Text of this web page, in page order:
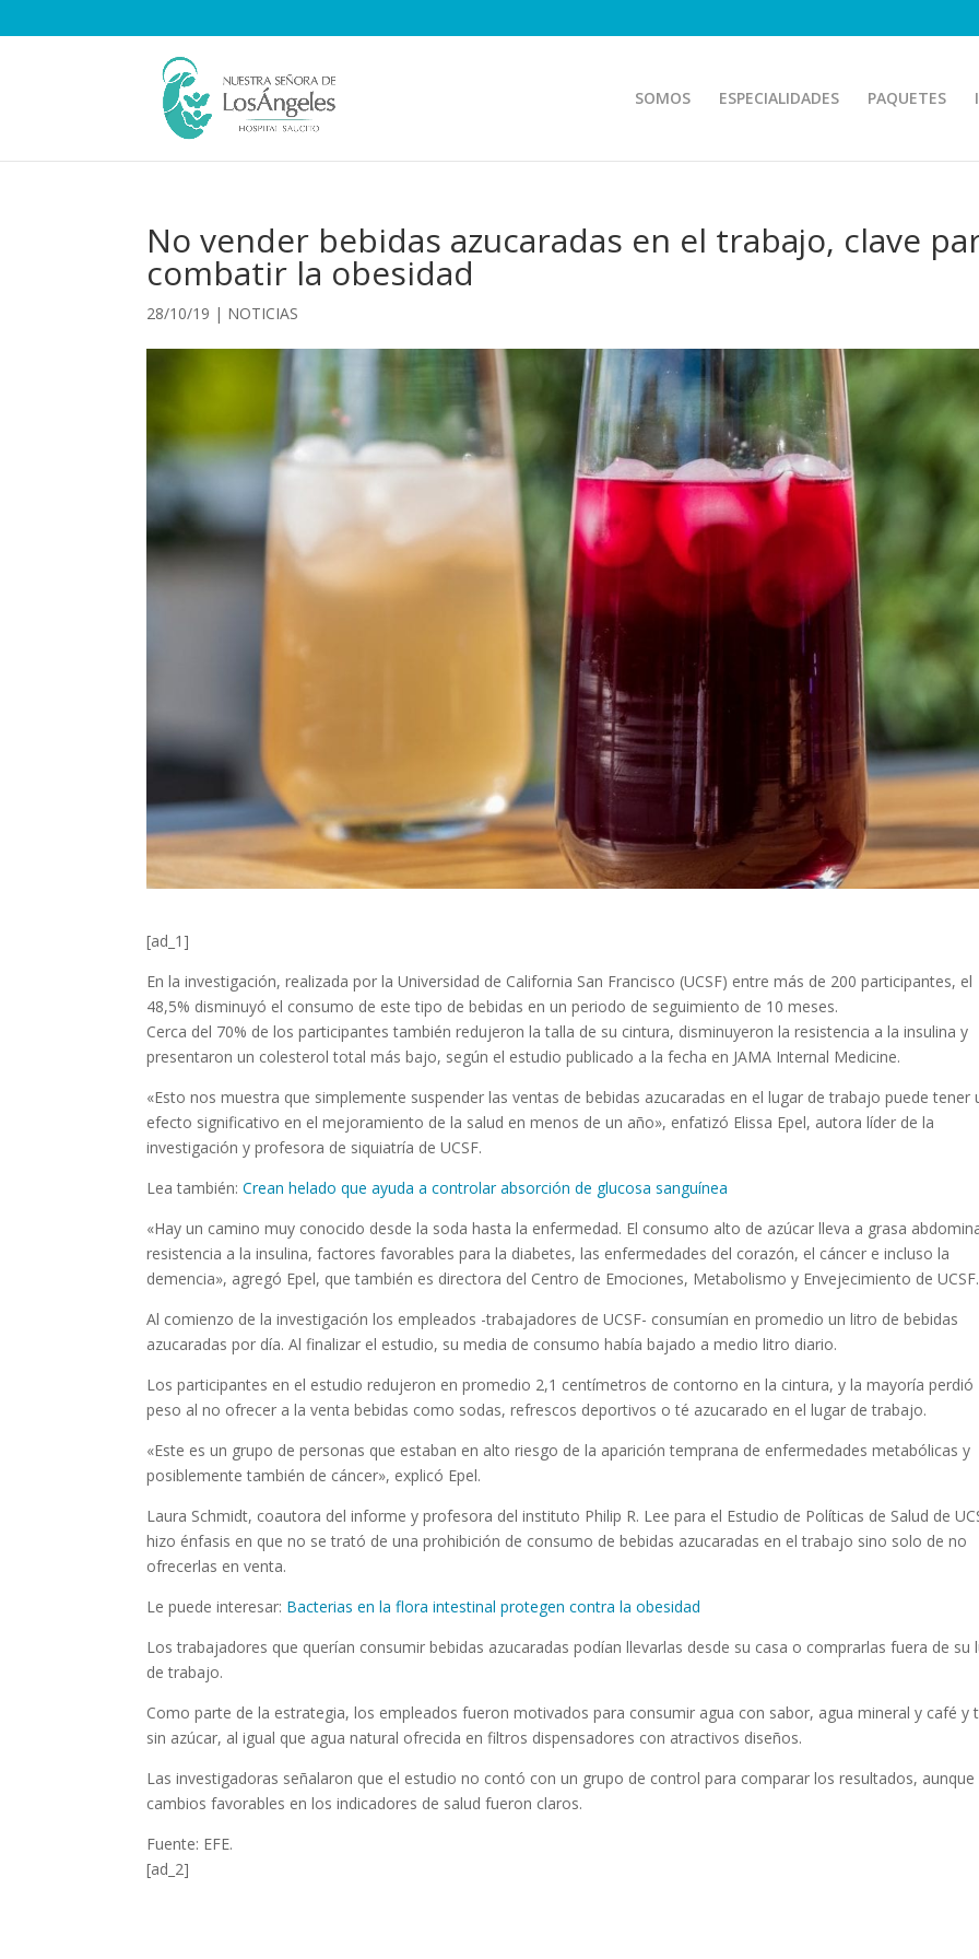
SOMOS ESPECIALIDADES PAQUETES
No vender bebidas azucaradas en el trabajo, clave
combatir la obesidad
28/10/19 | NOTICIAS
[ad_1]
En la investigación, realizada por la Universidad de California San Francisco (UCSF) entre más de 200 participantes, el
48,5% disminuyó el consumo de este tipo de bebidas en un periodo de seguimiento de 10 meses.
Cerca del 70% de los participantes también redujeron la talla de su cintura, disminuyeron la resistencia a la insulina y
presentaron un colesterol total más bajo, según el estudio publicado a la fecha en JAMA Internal Medicine.
«Esto nos muestra que simplemente suspender las ventas de bebidas azucaradas en el lugar de trabajo puede tener
efecto significativo en el mejoramiento de la salud en menos de un año», enfatizó Elissa Epel, autora líder de la
investigación y profesora de siquiatría de UCSF.
Lea también:Crean helado que ayuda a controlar absorción de glucosa sanguínea
«Hay un camino muy conocido desde la soda hasta la enfermedad. El consumo alto de azúcar lleva a grasa
resistencia a la insulina, factores favorables para la diabetes, las enfermedades del corazón, el cáncer e incluso la
demencia», agregó Epel, que también es directora del Centro de Emociones, Metabolismo y Envejecimiento de UCSF.
Al comienzo de la investigación los empleados -trabajadores de UCSF- consumían en promedio un litro de bebidas
azucaradas por día. Al finalizar el estudio, su media de consumo había bajado a medio litro diario.
Los participantes en el estudio redujeron en promedio 2,1 centímetros de contorno en la cintura, y la mayoría perdió
peso al no ofrecer a la venta bebidas como sodas, refrescos deportivos o té azucarado en el lugar de trabajo.
«Este es un grupo de personas que estaban en alto riesgo de la aparición temprana de enfermedades metabólicas y
posiblemente también de cáncer», explicó Epel.
Laura Schmidt, coautora del informe y profesora del instituto Philip R. Lee para el Estudio de Políticas de Salud de
hizo énfasis en que no se trató de una prohibición de consumo de bebidas azucaradas en el trabajo sino solo de no
ofrecerlas en venta.
Le puede interesar: Bacterias en la flora intestinal protegen contra la obesidad
Los trabajadores que querían consumir bebidas azucaradas podían llevarlas desde su casa o comprarlas fuera de su
de trabajo.
Como parte de la estrategia, los empleados fueron motivados para consumir agua con sabor, agua mineral y café y
sin azúcar, al igual que agua natural ofrecida en filtros dispensadores con atractivos diseños.
Las investigadoras señalaron que el estudio no contó con un grupo de control para comparar los resultados, aunque
cambios favorables en los indicadores de salud fueron claros.
Fuente: EFE.
[ad_2]